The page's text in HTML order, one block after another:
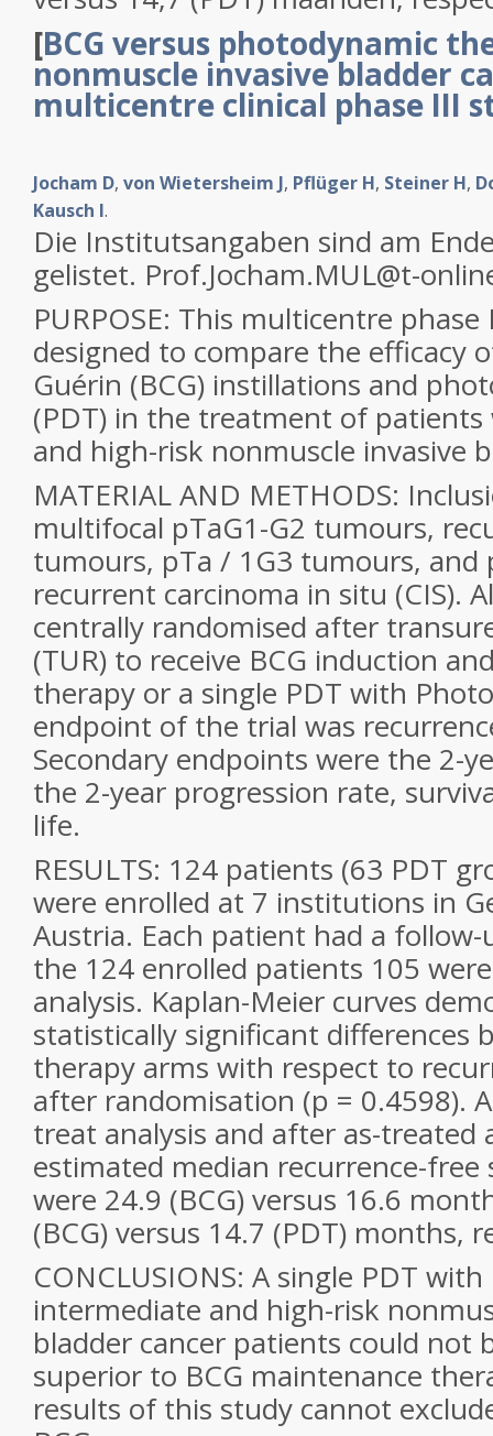
[BCG versus photodynamic
nonmuscle invasive bladder
multicentre clinical phase III
Jocham D, von Wietersheim J, Pflüger H, Steiner H,
Kausch I.
Die Institutsangaben sind am
gelistet. Prof.Jocham.MUL@t-
PURPOSE: This multicentre
designed to compare the efficacy
Guérin (BCG) instillations and
(PDT) in the treatment of
and high-risk nonmuscle invasive
MATERIAL AND METHODS:
multifocal pTaG1-G2 tumours,
tumours, pTa / 1G3 tumours, and
recurrent carcinoma in situ (CIS).
centrally randomised after
(TUR) to receive BCG induction
therapy or a single PDT with
endpoint of the trial was
Secondary endpoints were the 2-
the 2-year progression rate,
life.
RESULTS: 124 patients (63 PDT
were enrolled at 7 institutions in
Austria. Each patient had a
the 124 enrolled patients 105
analysis. Kaplan-Meier curves
statistically significant differences
therapy arms with respect to
after randomisation (p = 0.4598).
treat analysis and after as-treated
estimated median recurrence-free
were 24.9 (BCG) versus 16.6
(BCG) versus 14.7 (PDT) months,
CONCLUSIONS: A single PDT
intermediate and high-risk
bladder cancer patients could not
superior to BCG maintenance
results of this study cannot